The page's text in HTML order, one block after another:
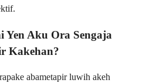
Aku Ora Sengaja
Kakehan?
abametapir luwih akeh